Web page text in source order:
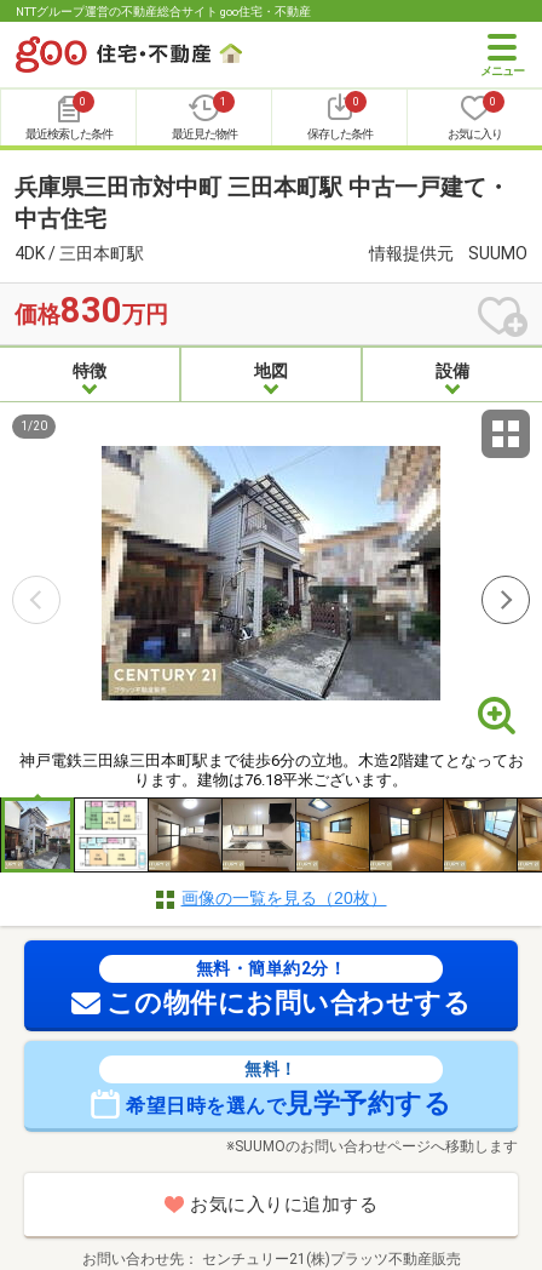
NTTグループ運営の不動産総合サイト goo住宅・不動産
0
最近検索した条件
1
最近見た物件
0
保存した条件
0
お気に入り
兵庫県三田市対中町 三田本町駅 中古一戸建て・
中古住宅
4DK / 三田本町駅 情報提供元 SUUMO
価格830万円
特徴 地図 設備
神戸電鉄三田線三田本町駅まで徒歩6分の立地。木造2階建てとなってお
ります。建物は76.18平米ございます。
1 /20
画像の一覧を見る（20枚）
無料・簡単約2分！
この物件にお問い合わせする
無料！
希望日時を選んで見学予約する
※SUUMOのお問い合わせページへ移動します
お気に入りに追加する
お問い合わせ先 センチュリー21(株)プラッツ不動産販売